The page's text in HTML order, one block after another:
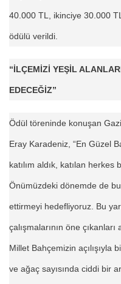
40.000 TL, ikinciye 30.000
ödülü verildi.
“İLÇEMİZİ YEŞİL
EDECEĞİZ”
Ödül töreninde konuşan
Eray Karadeniz, “En Güzel
katılım aldık, katılan
Önümüzdeki dönemde de
ettirmeyi hedefliyoruz. Bu
çalışmalarının öne
Millet Bahçemizin açılışıyla
ve ağaç sayısında ciddi bir